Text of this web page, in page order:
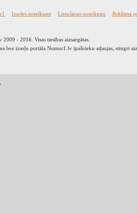
Izsoles noteikumi Lietošanas noteikumi
Reklāma
- 2016. Visas tiesības aizsargātas.
bez izsoļu portāla Numur1.lv īpašnieku atļaujas, stingri